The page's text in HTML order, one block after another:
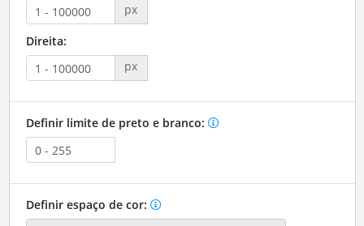
px
Direita:
px
Definir limite de preto e branco:
Definir espaço de cor: